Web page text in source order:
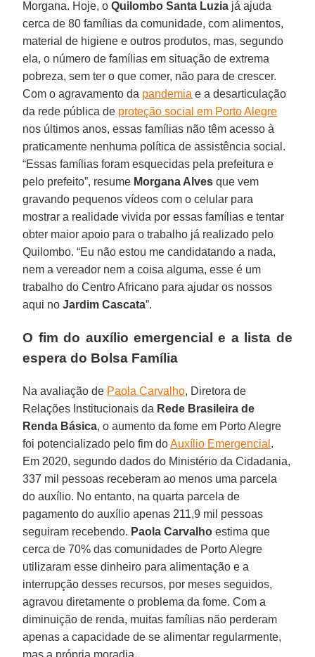
Morgana. Hoje, oQuilombo Santa Luzia já ajuda
cerca de 80 famílias da comunidade, com alimentos,
material de higiene e outros produtos, mas, segundo
ela, o número de famílias em situação de extrema
pobreza, sem ter o que comer, não para de crescer.
Com o agravamento da pandemia e a desarticulação
da rede pública de proteção social em Porto Alegre
nos últimos anos, essas famílias não têm acesso à
praticamente nenhuma política de assistência social.
“Essas famílias foram esquecidas pela prefeitura e
pelo prefeito”, resume Morgana Alves que vem
gravando pequenos vídeos com o celular para
mostrar a realidade vivida por essas famílias e tentar
obter maior apoio para o trabalho já realizado pelo
Quilombo. “Eu não estou me candidatando a nada,
nem a vereador nem a coisa alguma, esse é um
trabalho do Centro Africano para ajudar os nossos
aqui noJardim Cascata”.
O fim do auxílio emergencial e a lista de
espera do Bolsa Família
Na avaliação de Paola Carvalho, Diretora de
Relações Institucionais da Rede Brasileira de
Renda Básica, o aumento da fome em Porto Alegre
foi potencializado pelo fim doAuxílio Emergencial .
Em 2020, segundo dados do Ministério da Cidadania,
337 mil pessoas receberam ao menos uma parcela
do auxílio. No entanto, na quarta parcela de
pagamento do auxílio apenas 211,9 mil pessoas
seguiram recebendo. Paola Carvalho estima que
cerca de 70% das comunidades de Porto Alegre
utilizaram esse dinheiro para alimentação e a
interrupção desses recursos, por meses seguidos,
agravou diretamente o problema da fome. Com a
diminuição de renda, muitas famílias não perderam
apenas a capacidade de se alimentar regularmente,
mas a própria moradia.